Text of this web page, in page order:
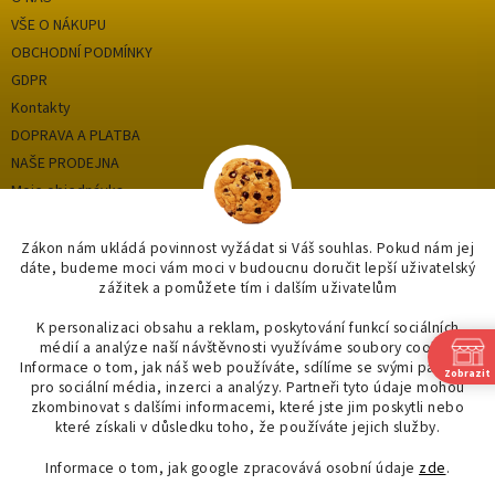
Zákon nám ukládá povinnost vyžádat si Váš souhlas. Pokud nám jej
dáte, budeme moci vám moci v budoucnu doručit lepší uživatelský
zážitek a pomůžete tím i dalším uživatelům
K personalizaci obsahu a reklam, poskytování funkcí sociálních
médií a analýze naší návštěvnosti využíváme soubory cookie.
Informace o tom, jak náš web používáte, sdílíme se svými partnery
pro sociální média, inzerci a analýzy. Partneři tyto údaje mohou
zkombinovat s dalšími informacemi, které jste jim poskytli nebo
které získali v důsledku toho, že používáte jejich služby.
Informace o tom, jak google zpracovává osobní údaje zde.
VŠE O NÁKUPU
OBCHODNÍ PODMÍNKY
GDPR
Kontakty
DOPRAVA A PLATBA
NAŠE PRODEJNA
Moje objednávka
Kategorie
OUTLET až -75%
OBKLADY A DLAŽBY
KOUPELNY
OSVĚTLENÍ
Zobrazit